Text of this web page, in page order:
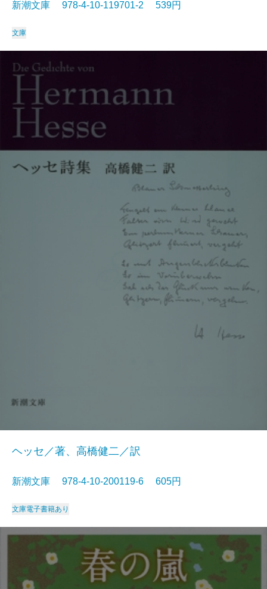
新潮文庫 978-4-10-119701-2 539円
文庫
ヘッセ／著、高橋健二／訳
新潮文庫 978-4-10-200119-6 605円
文庫電子書籍あり